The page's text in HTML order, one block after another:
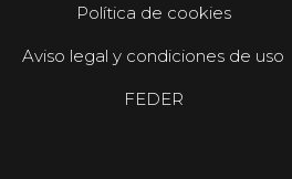
Política de cookies
Aviso legal y condiciones de uso
FEDER